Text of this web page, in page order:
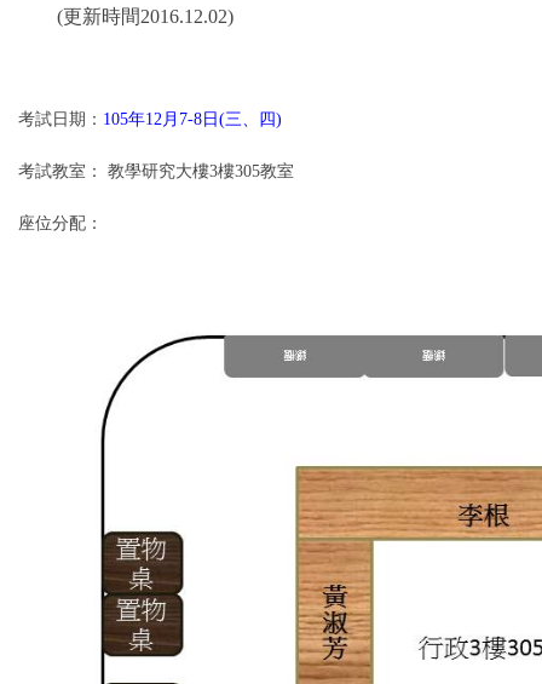
(更新時間2016.12.02)
考試日期： 105年12月7-8日(三、四)
考試教室： 教學研究大樓3樓305教室
座位分配：